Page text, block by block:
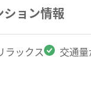
ョン情報
ラックス
交通